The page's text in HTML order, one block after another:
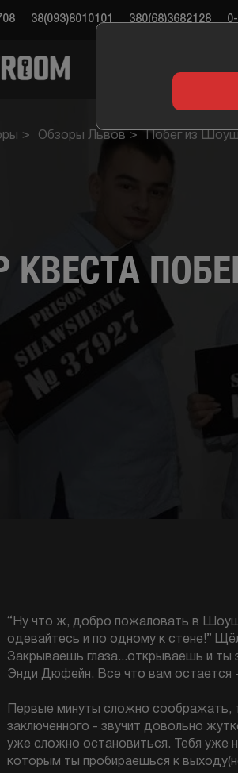
38(093)8010101 380(68)3682128
КВЕСТЫ
Обзоры Львов Побег из
КВЕСТА
“Ну что ж, добро пожаловать в
одевайтесь и по одному к стене!”
Закрываешь глаза...открываешь и ты
Энди Дюфейн. Все что вам остается
Первые минуты сложно соображать,
заключенного - звучит довольно
уже сложно остановиться. Тебя уже
которым ты пробираешься к